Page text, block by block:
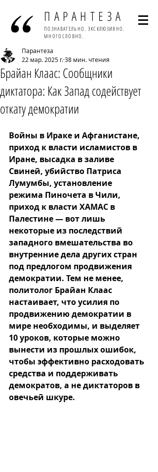
ПАРАНТЕЗА
ПОЗНАВАТЕЛЬНО. ЭКСКЛЮЗИВНО.
МНОГОСЛОВНО.
Брайан Клаас: Сообщники
диктатора: Как Запад содействует
откату демократии
Парантеза
22 мар. 2025 г.38 мин. чтения
Войны в Ираке и Афганистане,
приход к власти исламистов в
Иране, высадка в заливе
Свиней, убийство Патриса
Лумумбы, установление
режима Пиночета в Чили,
приход к власти ХАМАС в
Палестине — вот лишь
некоторые из последствий
западного вмешательства во
внутренние дела других стран
под предлогом продвижения
демократии. Тем не менее,
политолог Брайан Клаас
настаивает, что усилия по
продвижению демократии в
мире необходимы, и выделяет
10 уроков, которые можно
вынести из прошлых ошибок,
чтобы эффективно расходовать
средства и поддерживать
демократов, а не диктаторов в
овечьей шкуре.